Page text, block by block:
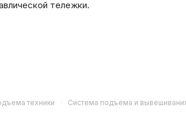
тележки.
техники Система подъема и